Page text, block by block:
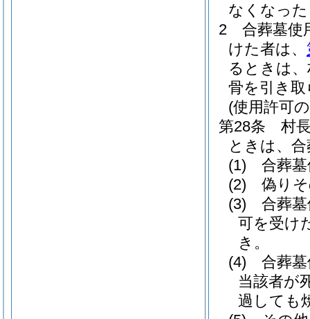
なくなっ
2
合葬墓使
けた者は、
るときは
骨を引き
(使用許可
第28条
村
ときは、
(1)
合葬
(2)
偽り
(3)
合葬
可を受け
き。
(4)
合葬
当該者が
過しても